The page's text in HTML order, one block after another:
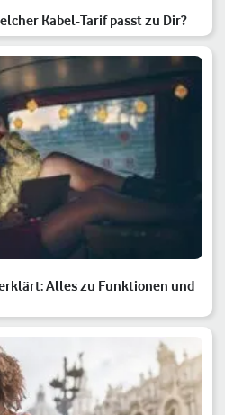
Kabel-Tarif passt zu Dir?
Alles zu Funktionen und